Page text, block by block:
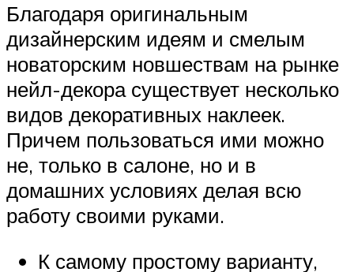
Благодаря оригинальным
дизайнерским идеям и смелым
новаторским новшествам на рынке
нейл-декора существует несколько
видов декоративных наклеек.
Причем пользоваться ими можно
не, только в салоне, но и в
домашних условиях делая всю
работу своими руками.
К самому простому варианту,